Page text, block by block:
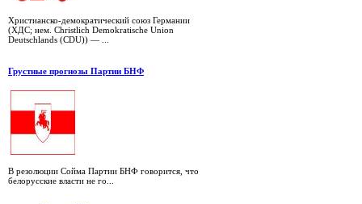
Христианско-демократический союз Германии
(ХДС; нем. Christlich Demokratische Union
Deutschlands (CDU)) — ...
Грустные прогнозы Партии БНФ
В резолюции Сойма Партии БНФ говорится, что
белорусские власти не го...